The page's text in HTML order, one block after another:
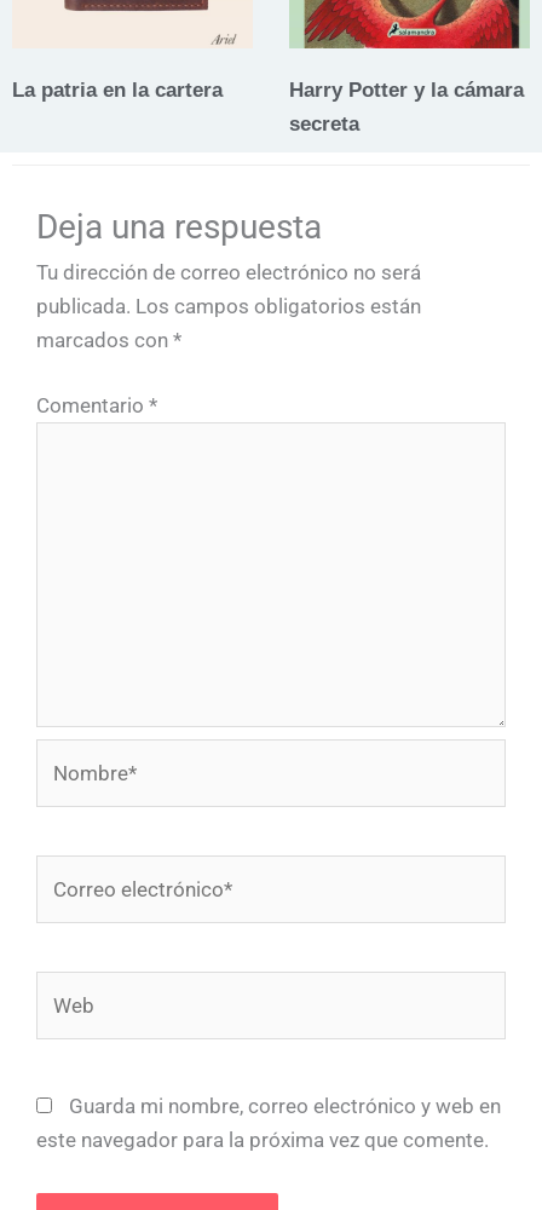
La patria en la cartera
Harry Potter y la cámara
secreta
Deja una respuesta
Tu dirección de correo electrónico no será
publicada. Los campos obligatorios están
marcados con *
Comentario *
Guarda mi nombre, correo electrónico y web en
este navegador para la próxima vez que comente.